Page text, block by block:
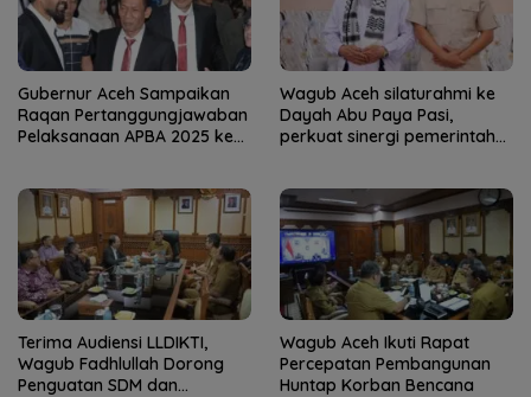
Gubernur Aceh Sampaikan
Raqan Pertanggungjawaban
Pelaksanaan APBA 2025 ke
Wagub Aceh silaturahmi ke
Dayah Abu Paya Pasi,
perkuat sinergi pemerintah
Terima Audiensi LLDIKTI,
Wagub Fadhlullah Dorong
Penguatan SDM dan
Wagub Aceh Ikuti Rapat
Percepatan Pembangunan
Huntap Korban Bencana